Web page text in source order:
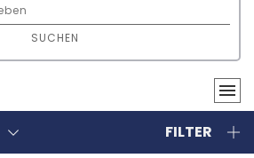
SUCHEN
FILTER